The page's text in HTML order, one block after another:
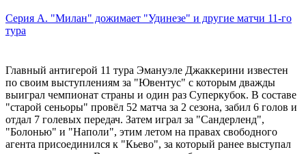
Серия А. "Милан" дожимает "Удинезе" и другие матчи 11-го
тура
Главный антигерой 11 тура Эмануэле Джаккерини известен
по своим выступлениям за "Ювентус" с которым дважды
выиграл чемпионат страны и один раз Суперкубок. В составе
"старой сеньоры" провёл 52 матча за 2 сезона, забил 6 голов и
отдал 7 голевых передач. Затем играл за "Сандерленд",
"Болонью" и "Наполи", этим летом на правах свободного
агента присоединился к "Кьево", за который ранее выступал